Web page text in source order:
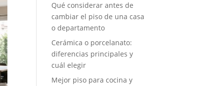
Qué considerar antes de
cambiar el piso de una casa
o departamento
Cerámica o porcelanato:
diferencias principales y
cuál elegir
Mejor piso para cocina y